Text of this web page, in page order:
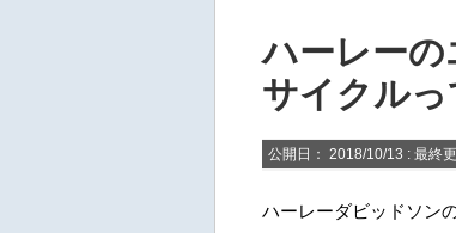
ハーレー
サイクル
公開日： 2018/10/13 : 最終
ハーレーダビッドソン